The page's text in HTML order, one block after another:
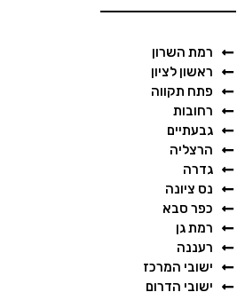
רמת השרון
ראשון לציון
פתח תקווה
רחובות
גבעתיים
הרצליה
גדרה
נס ציונה
כפר סבא
רמת גן
רעננה
ישובי המרכז
ישובי הדרום